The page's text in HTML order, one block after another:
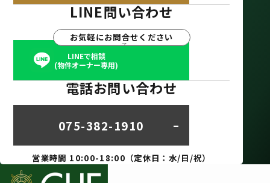
LINE問い合わせ
お気軽にお問合せください
LINEで相談
(物件オーナー専用)
電話お問い合わせ
075-382-1910
営業時間 10:00-18:00（定休日：水/日/祝）